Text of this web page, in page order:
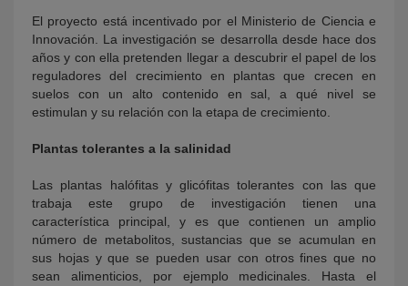
El proyecto está incentivado por el Ministerio de Ciencia e
Innovación. La investigación se desarrolla desde hace dos
años y con ella pretenden llegar a descubrir el papel de los
reguladores del crecimiento en plantas que crecen en
suelos con un alto contenido en sal, a qué nivel se
estimulan y su relación con la etapa de crecimiento.
Plantas tolerantes a la salinidad
Las plantas halófitas y glicófitas tolerantes con las que
trabaja este grupo de investigación tienen una
característica principal, y es que contienen un amplio
número de metabolitos, sustancias que se acumulan en
sus hojas y que se pueden usar con otros fines que no
sean alimenticios, por ejemplo medicinales. Hasta el